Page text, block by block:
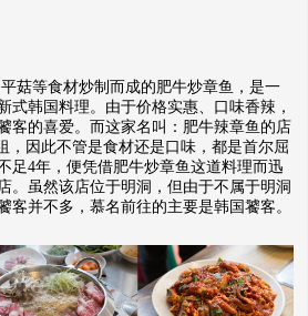
等食材炒制而成的肥牛炒章鱼，是一
式韩国料理。由于价格实惠、口味香辣，
客的喜爱。而这家名叫：肥牛辣章鱼的店
，因此不管是食材还是口味，都是首尔屈
足4年，便凭借肥牛炒章鱼这道料理而迅
。虽然该店位于明洞，但由于不属于明洞
客并不多，慕名前往的主要是韩国饕客。